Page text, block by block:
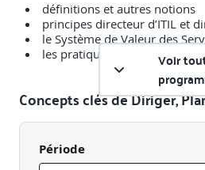
définitions et autres notions
principes directeur d’ITIL et
le Système de Valeur des
les pratiques
Concepts clés de Diriger,
Les termes de DPI
Voir
Période